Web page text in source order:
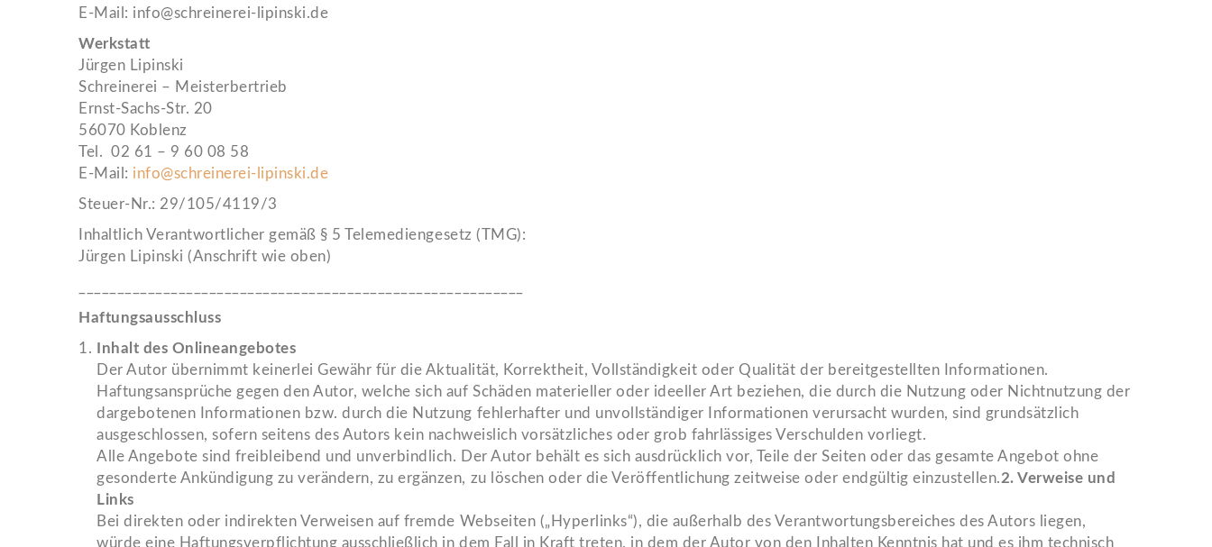
E-Mail: info@schreinerei-lipinski.de
Werkstatt
Jürgen Lipinski
Schreinerei – Meisterbertrieb
Ernst-Sachs-Str. 20
56070 Koblenz
Tel. 02 61 – 9 60 08 58
E-Mail: info@schreinerei-lipinski.de
Steuer-Nr.: 29/105/4119/3
Inhaltlich Verantwortlicher gemäß § 5 Telemediengesetz (TMG):
Jürgen Lipinski (Anschrift wie oben)
Haftungsausschluss
Inhalt des Onlineangebotes
Der Autor übernimmt keinerlei Gewähr für die Aktualität, Korrektheit, Vollständigkeit oder Qualität der bereitgestellten Informationen.
Haftungsansprüche gegen den Autor, welche sich auf Schäden materieller oder ideeller Art beziehen, die durch die Nutzung oder Nichtnutzung der
dargebotenen Informationen bzw. durch die Nutzung fehlerhafter und unvollständiger Informationen verursacht wurden, sind grundsätzlich
ausgeschlossen, sofern seitens des Autors kein nachweislich vorsätzliches oder grob fahrlässiges Verschulden vorliegt.
Alle Angebote sind freibleibend und unverbindlich. Der Autor behält es sich ausdrücklich vor, Teile der Seiten oder das gesamte Angebot ohne
gesonderte Ankündigung zu verändern, zu ergänzen, zu löschen oder die Veröffentlichung zeitweise oder endgültig einzustellen.2. Verweise und
Links
Bei direkten oder indirekten Verweisen auf fremde Webseiten („Hyperlinks“), die außerhalb des Verantwortungsbereiches des Autors liegen,
würde eine Haftungsverpflichtung ausschließlich in dem Fall in Kraft treten, in dem der Autor von den Inhalten Kenntnis hat und es ihm technisch